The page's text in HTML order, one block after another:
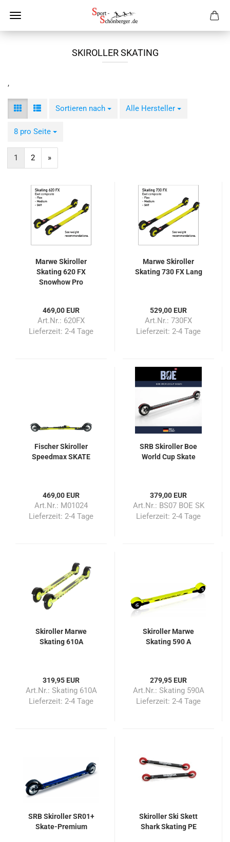
SKIROLLER SKATING
,
Sortieren nach
Sortieren nach Alle Hersteller
pro Seite
8 pro Seite
pro Seite
1 2 »
Marwe Skiroller
Skating 620 FX
Snowhow Pro
469,00 EUR
Art.Nr.: 620FX
Lieferzeit: 2-4 Tage
Marwe Skiroller
Skating 730 FX Lang
529,00 EUR
Art.Nr.: 730FX
Lieferzeit: 2-4 Tage
Fischer Skiroller
Speedmax SKATE
469,00 EUR
Art.Nr.: M01024
Lieferzeit: 2-4 Tage
SRB Skiroller Boe
World Cup Skate
379,00 EUR
Art.Nr.: BS07 BOE SK
Lieferzeit: 2-4 Tage
Skiroller Marwe
Skating 610A
319,95 EUR
Art.Nr.: Skating 610A
Lieferzeit: 2-4 Tage
Skiroller Marwe
Skating 590 A
279,95 EUR
Art.Nr.: Skating 590A
Lieferzeit: 2-4 Tage
SRB Skiroller SR01+
Skate-Premium
Skiroller Ski Skett
Shark Skating PE